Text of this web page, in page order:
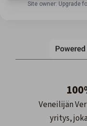
Site owner: Upgrade
Veneilijän
yritys,